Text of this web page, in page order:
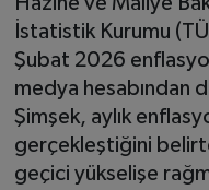
İstatistik Kurumu
Şubat 2026
medya hesabından
Şimşek, aylık
gerçekleştiğini
geçici yükselişe
SPOR
EKONOMİ
TEKNOLOJİ